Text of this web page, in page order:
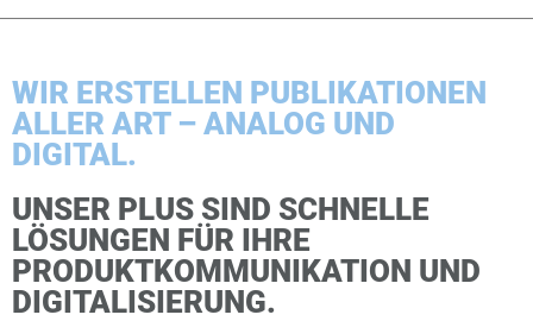
WIR ERSTELLEN PUBLIKATIONEN
ALLER ART – ANALOG UND
DIGITAL.
UNSER PLUS SIND SCHNELLE
LÖSUNGEN FÜR IHRE
PRODUKTKOMMUNIKATION UND
DIGITALISIERUNG.